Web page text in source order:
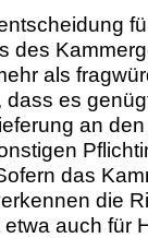
des
als
es
an den
das
die
auch für